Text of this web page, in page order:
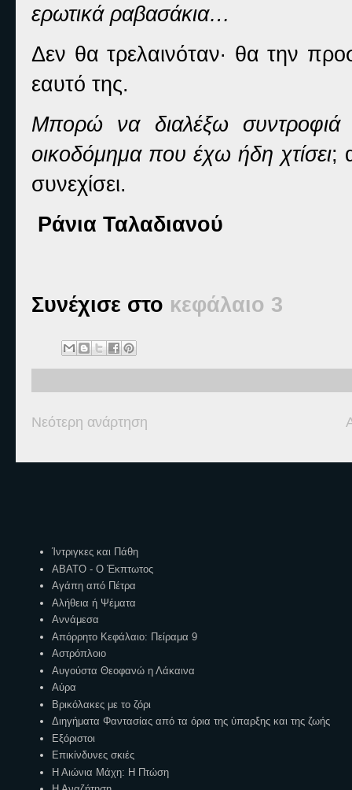
ερωτικά ραβασάκια…
Δεν θα τρελαινόταν· θα την
εαυτό της.
Μπορώ να διαλέξω συντροφιά
οικοδόμημα που έχω ήδη χτίσει;
συνεχίσει.
Ράνια Ταλαδιανού
Συνέχισε στο κεφάλαιο 3
Νεότερη ανάρτηση
Ίντριγκες και Πάθη
ΑΒΑΤΟ - Ο Έκπτωτος
Αγάπη από Πέτρα
Αλήθεια ή Ψέματα
Αννάμεσα
Απόρρητο Κεφάλαιο: Πείραμα 9
Αστρόπλοιο
Αυγούστα Θεοφανώ η Λάκαινα
Αύρα
Βρικόλακες με το ζόρι
Διηγήματα Φαντασίας από τα όρια της ύπαρξης και της ζωής
Εξόριστοι
Επικίνδυνες σκιές
Η Αιώνια Μάχη: Η Πτώση